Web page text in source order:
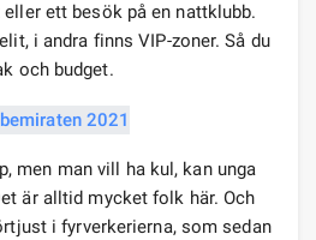
ett besök på en nattklubb.
i andra finns VIP-zoner. Så du
och budget.
men man vill ha kul, kan unga
är alltid mycket folk här. Och
i fyrverkerierna, som sedan